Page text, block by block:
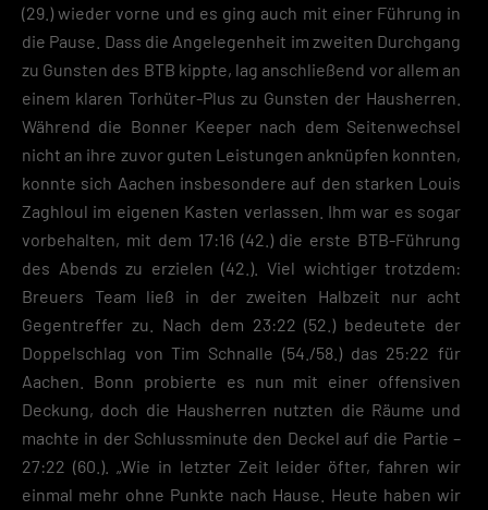
(29.) wieder vorne und es ging auch mit einer Führung in
die Pause. Dass die Angelegenheit im zweiten Durchgang
zu Gunsten des BTB kippte, lag anschließend vor allem an
einem klaren Torhüter-Plus zu Gunsten der Hausherren.
Während die Bonner Keeper nach dem Seitenwechsel
nicht an ihre zuvor guten Leistungen anknüpfen konnten,
konnte sich Aachen insbesondere auf den starken Louis
Zaghloul im eigenen Kasten verlassen. Ihm war es sogar
vorbehalten, mit dem 17:16 (42.) die erste BTB-Führung
des Abends zu erzielen (42.). Viel wichtiger trotzdem:
Breuers Team ließ in der zweiten Halbzeit nur acht
Gegentreffer zu. Nach dem 23:22 (52.) bedeutete der
Doppelschlag von Tim Schnalle (54./58.) das 25:22 für
Aachen. Bonn probierte es nun mit einer offensiven
Deckung, doch die Hausherren nutzten die Räume und
machte in der Schlussminute den Deckel auf die Partie –
27:22 (60.). „Wie in letzter Zeit leider öfter, fahren wir
einmal mehr ohne Punkte nach Hause. Heute haben wir